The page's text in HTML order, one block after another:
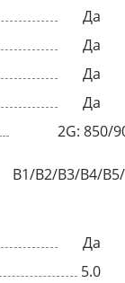
Да
Да
Да
Да
2G: 850/
B1/B2/B3/B4/
Да
5.0